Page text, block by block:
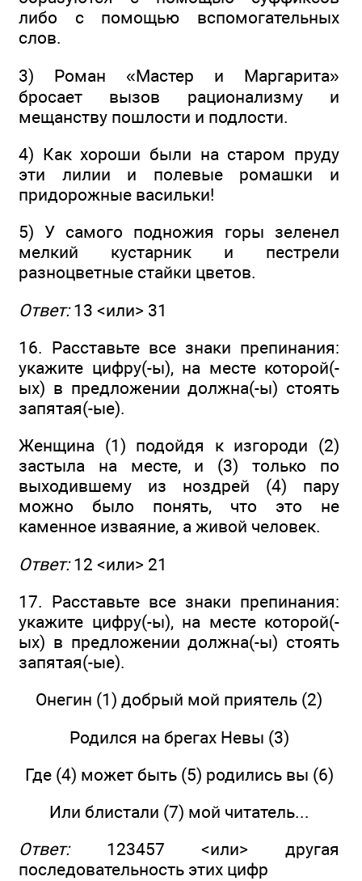
либо с помощью вспомогательных
слов.
3) Роман «Мастер и Маргарита»
бросает вызов рационализму и
мещанству пошлости и подлости.
4) Как хороши были на старом пруду
эти лилии и полевые ромашки и
придорожные васильки!
5) У самого подножия горы зеленел
мелкий кустарник и пестрели
разноцветные стайки цветов.
Ответ:13 <или> 31
16. Расставьте все знаки препинания:
укажите цифру(-ы), на месте которой(-
ых) в предложении должна(-ы) стоять
запятая(-ые).
Женщина (1) подойдя к изгороди (2)
застыла на месте, и (3) только по
выходившему из ноздрей (4) пару
можно было понять, что это не
каменное изваяние, а живой человек.
Ответ:12 <или> 21
17. Расставьте все знаки препинания:
укажите цифру(-ы), на месте которой(-
ых) в предложении должна(-ы) стоять
запятая(-ые).
Онегин (1) добрый мой приятель (2)
Родился на брегах Невы (3)
Где (4) может быть (5) родились вы (6)
Или блистали (7) мой читатель...
Ответ:123457 <или> другая
последовательность этих цифр